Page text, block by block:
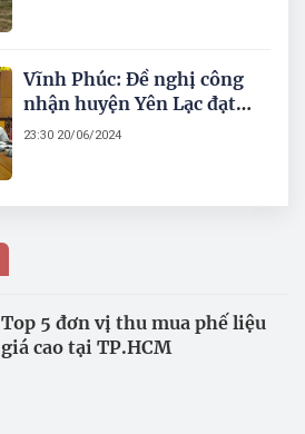
Vĩnh Phúc: Đề nghị công
nhận huyện Yên Lạc đạt
chuẩn nông thôn mới nâng
23:30 20/06/2024
Top 5 đơn vị thu mua phế liệu
giá cao tại TP.HCM